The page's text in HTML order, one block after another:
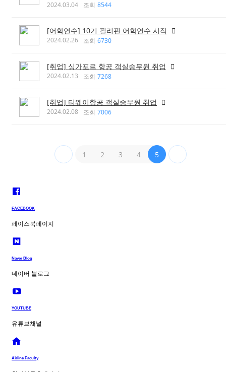
2024.03.04 조회 8544
[어학연수] 10기 필리핀 어학연수 시작
2024.02.26 조회 6730
[취업] 싱가포르 항공 객실승무원 취업
2024.02.13 조회 7268
[취업] 티웨이항공 객실승무원 취업
2024.02.08 조회 7006
1 2 3 4 5
FACEBOOK
페이스북페이지
Naver Blog
네이버 블로그
YOUTUBE
유튜브채널
Airline Faculty